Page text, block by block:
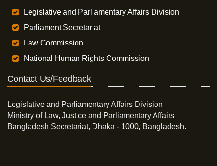
Legislative and Parliamentary Affairs Division
Parliament Secretariat
Law Commission
National Human Rights Commission
Contact Us/Feedback
Legislative and Parliamentary Affairs Division
Ministry of Law, Justice and Parliamentary Affairs
Bangladesh Secretariat, Dhaka - 1000, Bangladesh.